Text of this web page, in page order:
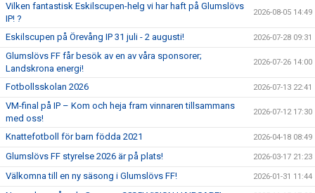
Vilken fantastisk Eskilscupen-helg vi har haft på Glumslövs
IP! ?
2026-08-05 14:49
Eskilscupen på Örevång IP 31 juli - 2 augusti! 2026-07-28 09:31
Glumslövs FF får besök av en av våra sponsorer;
Landskrona energi!
2026-07-26 14:00
Fotbollsskolan 2026 2026-07-13 22:41
VM-final på IP – Kom och heja fram vinnaren tillsammans
med oss!
2026-07-12 17:30
Knattefotboll för barn födda 2021 2026-04-18 08:49
Glumslövs FF styrelse 2026 är på plats! 2026-03-17 21:23
Välkomna till en ny säsong i Glumslövs FF! 2026-01-31 11:44